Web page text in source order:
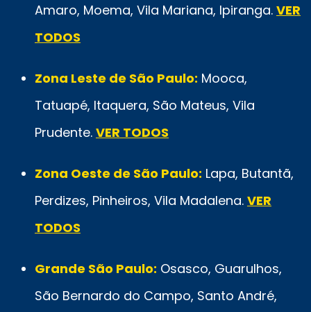
Amaro, Moema, Vila Mariana, Ipiranga. VER
TODOS
Zona Leste de São Paulo: Mooca,
Tatuapé, Itaquera, São Mateus, Vila
Prudente. VER TODOS
Zona Oeste de São Paulo: Lapa, Butantã,
Perdizes, Pinheiros, Vila Madalena. VER
TODOS
Grande São Paulo: Osasco, Guarulhos,
São Bernardo do Campo, Santo André,